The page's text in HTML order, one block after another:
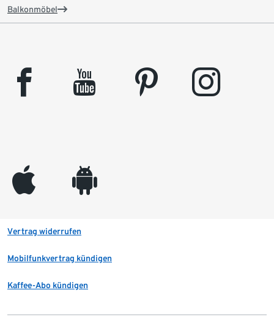
Balkonmöbel
facebook youtube pinterest instagram
appleinc android
Vertrag widerrufen
Mobilfunkvertrag kündigen
Kaffee-Abo kündigen